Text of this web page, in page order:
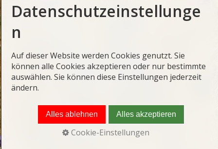
Datenschutzeinstellunge
n
Auf dieser Website werden Cookies genutzt. Sie
können alle Cookies akzeptieren oder nur bestimmte
auswählen. Sie können diese Einstellungen jederzeit
ändern.
Alles ablehnen Alles akzeptieren
Cookie-Einstellungen